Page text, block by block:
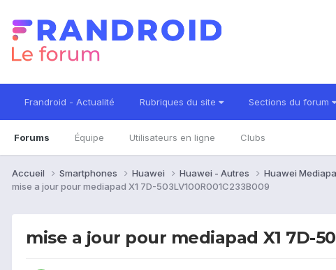
Frandroid - Actualité Rubriques du site Sections du forum
Forums Équipe Utilisateurs en ligne Clubs
Accueil Smartphones Huawei Huawei - Autres Huawei
mise a jour pour mediapad X1 7D-503LV100R001C233B009
mise a jour pour mediapad X1 7D-